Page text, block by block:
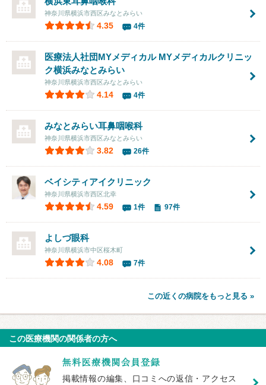
神奈川県横浜市西区みなとみらい
4.35 4件
医療法人社団MYメディカル MYメディカルクリニッ
ク横浜みなとみらい
神奈川県横浜市西区みなとみらい
4.14 4件
みなとみらい耳鼻咽喉科
神奈川県横浜市西区みなとみらい
3.82 26件
ベイシティアイクリニック
神奈川県横浜市西区北幸
4.59 1件 97件
よしづ眼科
神奈川県横浜市中区桜木町
4.08 7件
この近くの病院をもっと見る »
この医療機関の関係者の方へ
掲載情報の編集、口コミへの返信・アクセス